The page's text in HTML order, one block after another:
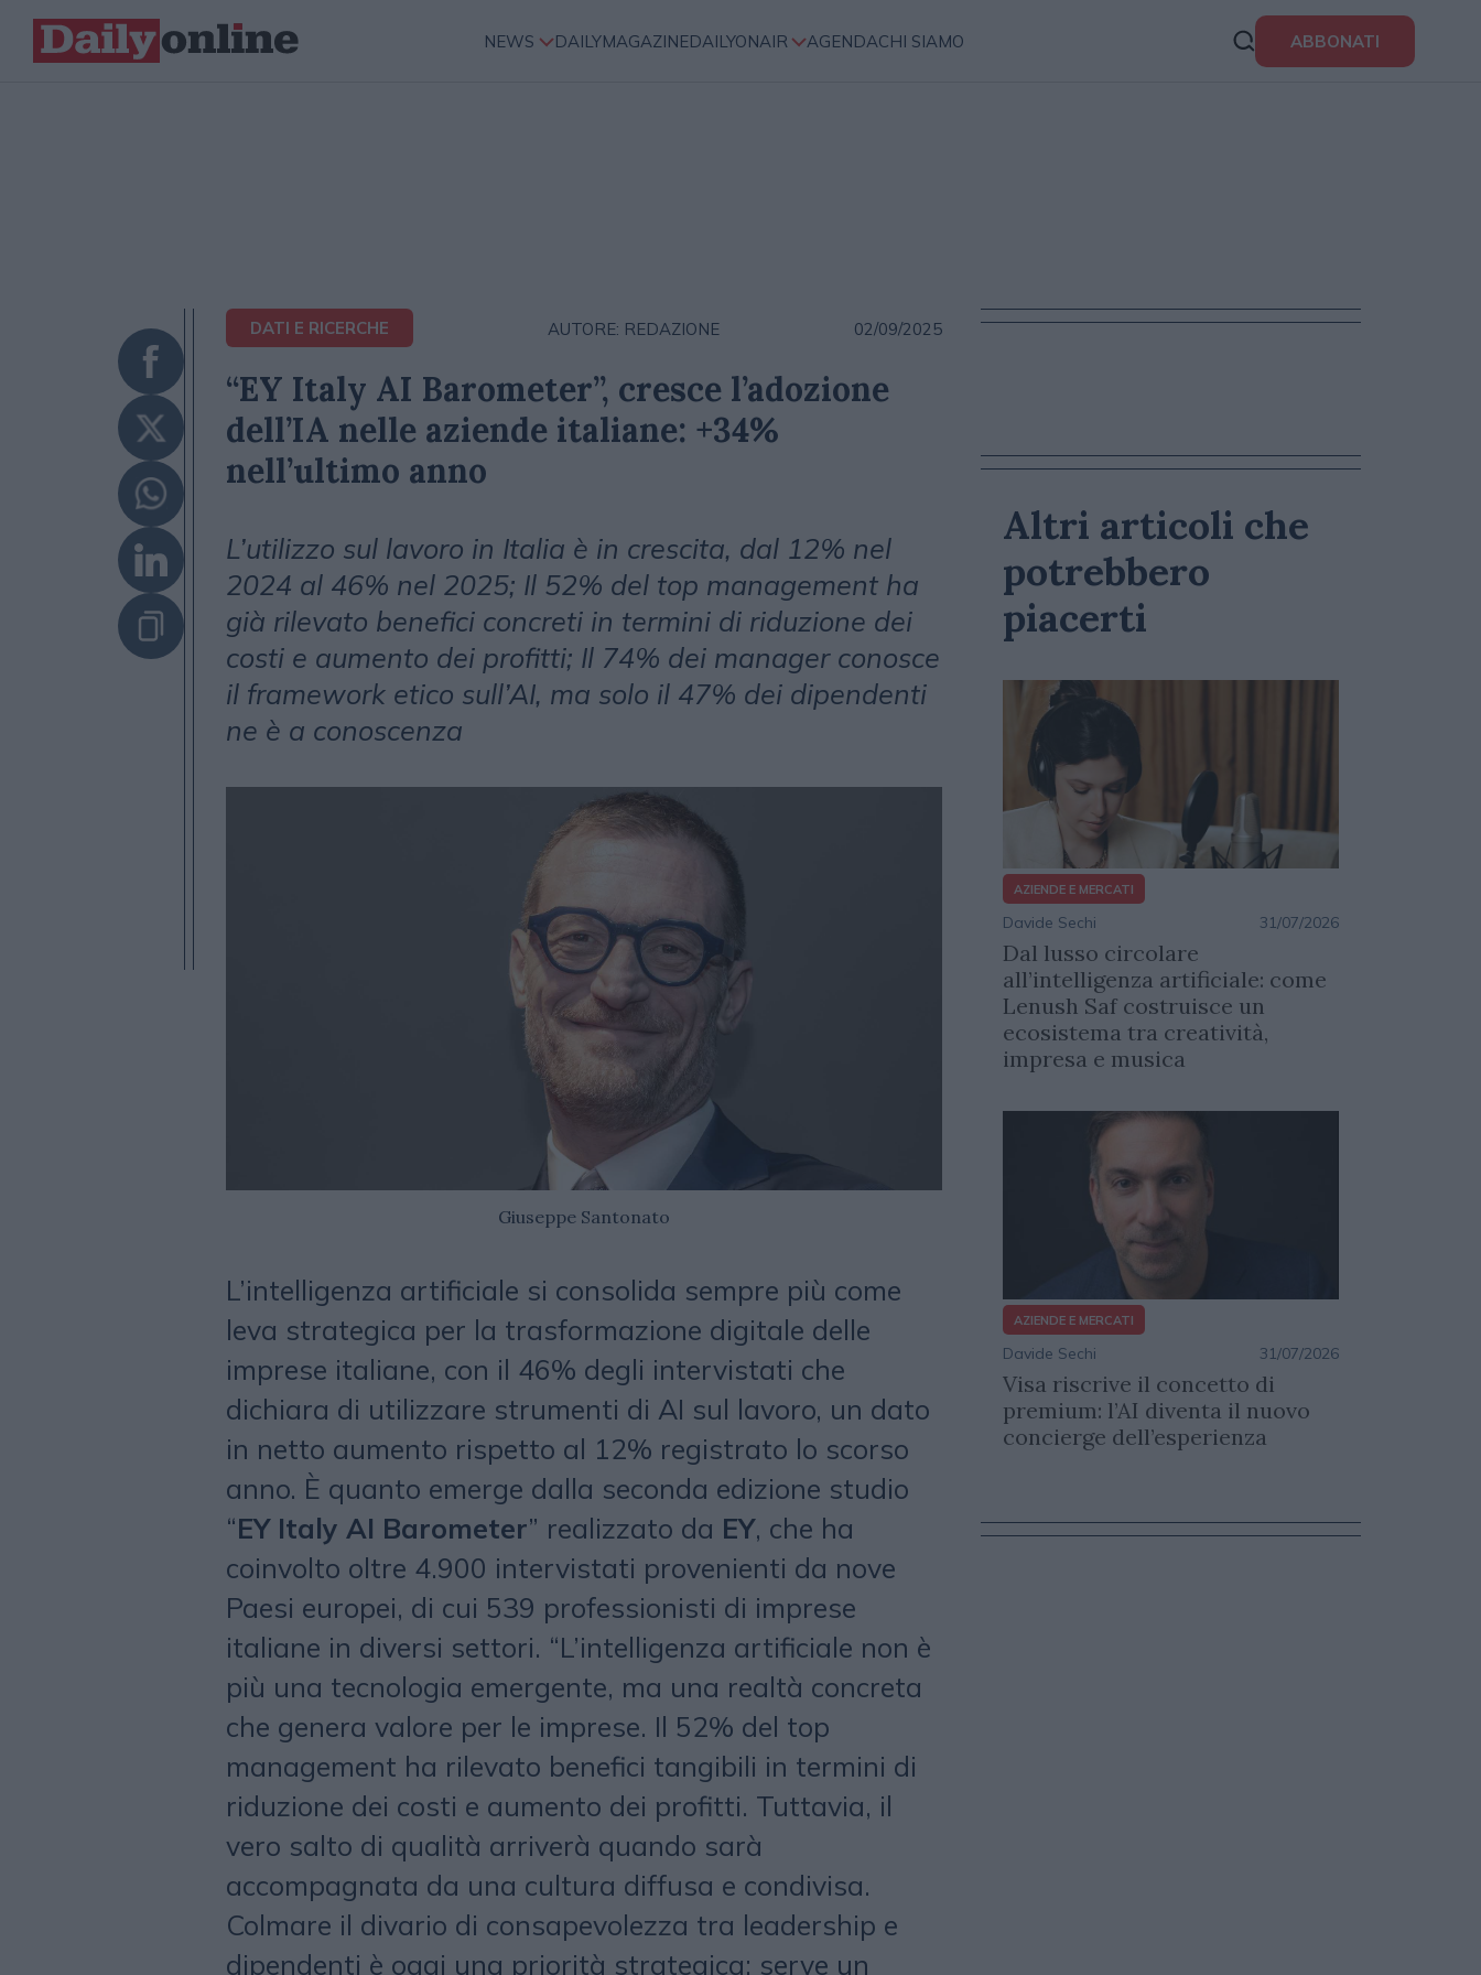
NEWS DAILYMAGAZINEDAILYONAIR AGENDACHI SIAMO ABBONATI
DATI E RICERCHE AUTORE: REDAZIONE 02/09/2025
“EY Italy AI Barometer”, cresce l’adozione
dell’IA nelle aziende italiane: +34%
nell’ultimo anno
L’utilizzo sul lavoro in Italia è in crescita, dal 12% nel
2024 al 46% nel 2025; Il 52% del top management ha
già rilevato benefici concreti in termini di riduzione dei
costi e aumento dei profitti; Il 74% dei manager conosce
il framework etico sull’AI, ma solo il 47% dei dipendenti
ne è a conoscenza
Giuseppe Santonato
L’intelligenza artificiale si consolida sempre più come
leva strategica per la trasformazione digitale delle
imprese italiane, con il 46% degli intervistati che
dichiara di utilizzare strumenti di AI sul lavoro, un dato
in netto aumento rispetto al 12% registrato lo scorso
anno. È quanto emerge dalla seconda edizione studio
“EY Italy AI Barometer” realizzato da EY, che ha
coinvolto oltre 4.900 intervistati provenienti da nove
Paesi europei, di cui 539 professionisti di imprese
italiane in diversi settori. “L’intelligenza artificiale non è
più una tecnologia emergente, ma una realtà concreta
che genera valore per le imprese. Il 52% del top
management ha rilevato benefici tangibili in termini di
riduzione dei costi e aumento dei profitti. Tuttavia, il
vero salto di qualità arriverà quando sarà
accompagnata da una cultura diffusa e condivisa.
Colmare il divario di consapevolezza tra leadership e
dipendenti è oggi una priorità strategica: serve un
Altri articoli che
potrebbero
piacerti
AZIENDE E MERCATI
Davide Sechi 31/07/2026
Dal lusso circolare
all’intelligenza artificiale: come
Lenush Saf costruisce un
ecosistema tra creatività,
impresa e musica
AZIENDE E MERCATI
Davide Sechi 31/07/2026
Visa riscrive il concetto di
premium: l’AI diventa il nuovo
concierge dell’esperienza